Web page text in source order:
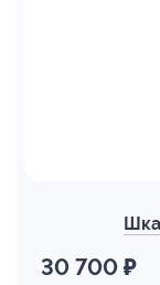
30 700 ₽